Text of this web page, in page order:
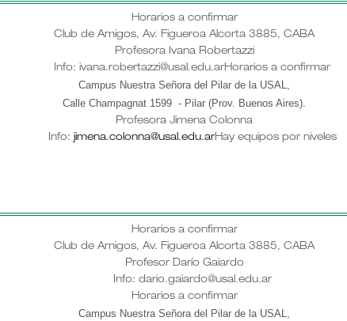
Horarios a confirmar
Club de Amigos, Av. Figueroa Alcorta 3885, CABA
Profesora Ivana Robertazzi
Info: ivana.robertazzi@usal.edu.arHorarios a confirmar
Campus Nuestra Señora del Pilar de la USAL,
Calle Champagnat 1599 - Pilar (Prov. Buenos Aires).
Profesora Jimena Colonna
Info: jimena.colonna@usal.edu.arHay equipos por niveles
Horarios a confirmar
Club de Amigos, Av. Figueroa Alcorta 3885, CABA
Profesor Darío Gaiardo
Info: dario.gaiardo@usal.edu.ar
Horarios a confirmar
Campus Nuestra Señora del Pilar de la USAL,